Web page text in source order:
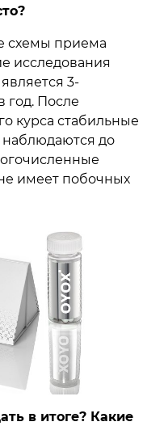
схемы приема
исследования
3-
год. После
курса стабильные
наблюдаются до
имеет побочных
в итоге? Какие